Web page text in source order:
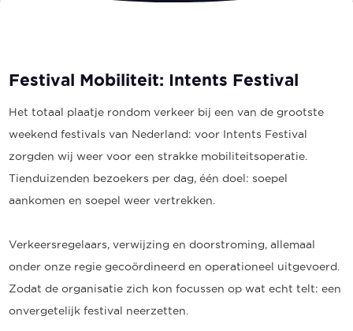
Festival Mobiliteit: Intents Festival
Het totaal plaatje rondom verkeer bij een van de grootste
weekend festivals van Nederland: voor Intents Festival
zorgden wij weer voor een strakke mobiliteitsoperatie.
Tienduizenden bezoekers per dag, één doel: soepel
aankomen en soepel weer vertrekken.
Verkeersregelaars, verwijzing en doorstroming, allemaal
onder onze regie gecoördineerd en operationeel uitgevoerd.
Zodat de organisatie zich kon focussen op wat echt telt: een
onvergetelijk festival neerzetten.